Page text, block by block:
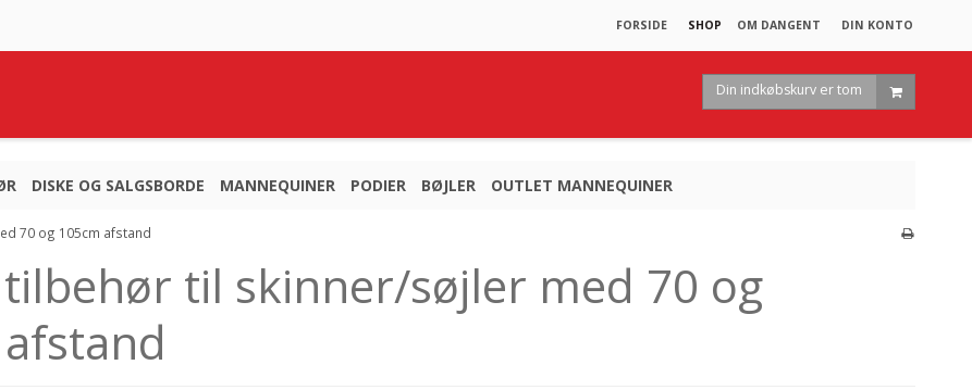
FORSIDE SHOP OM DANGENT DIN KONTO
Din indkøbskurv er tom
DISKE OG SALGSBORDE MANNEQUINER PODIER BØJLER OUTLET MANNEQUINER
70 og 105cm afstand
til skinner/søjler med 70 og